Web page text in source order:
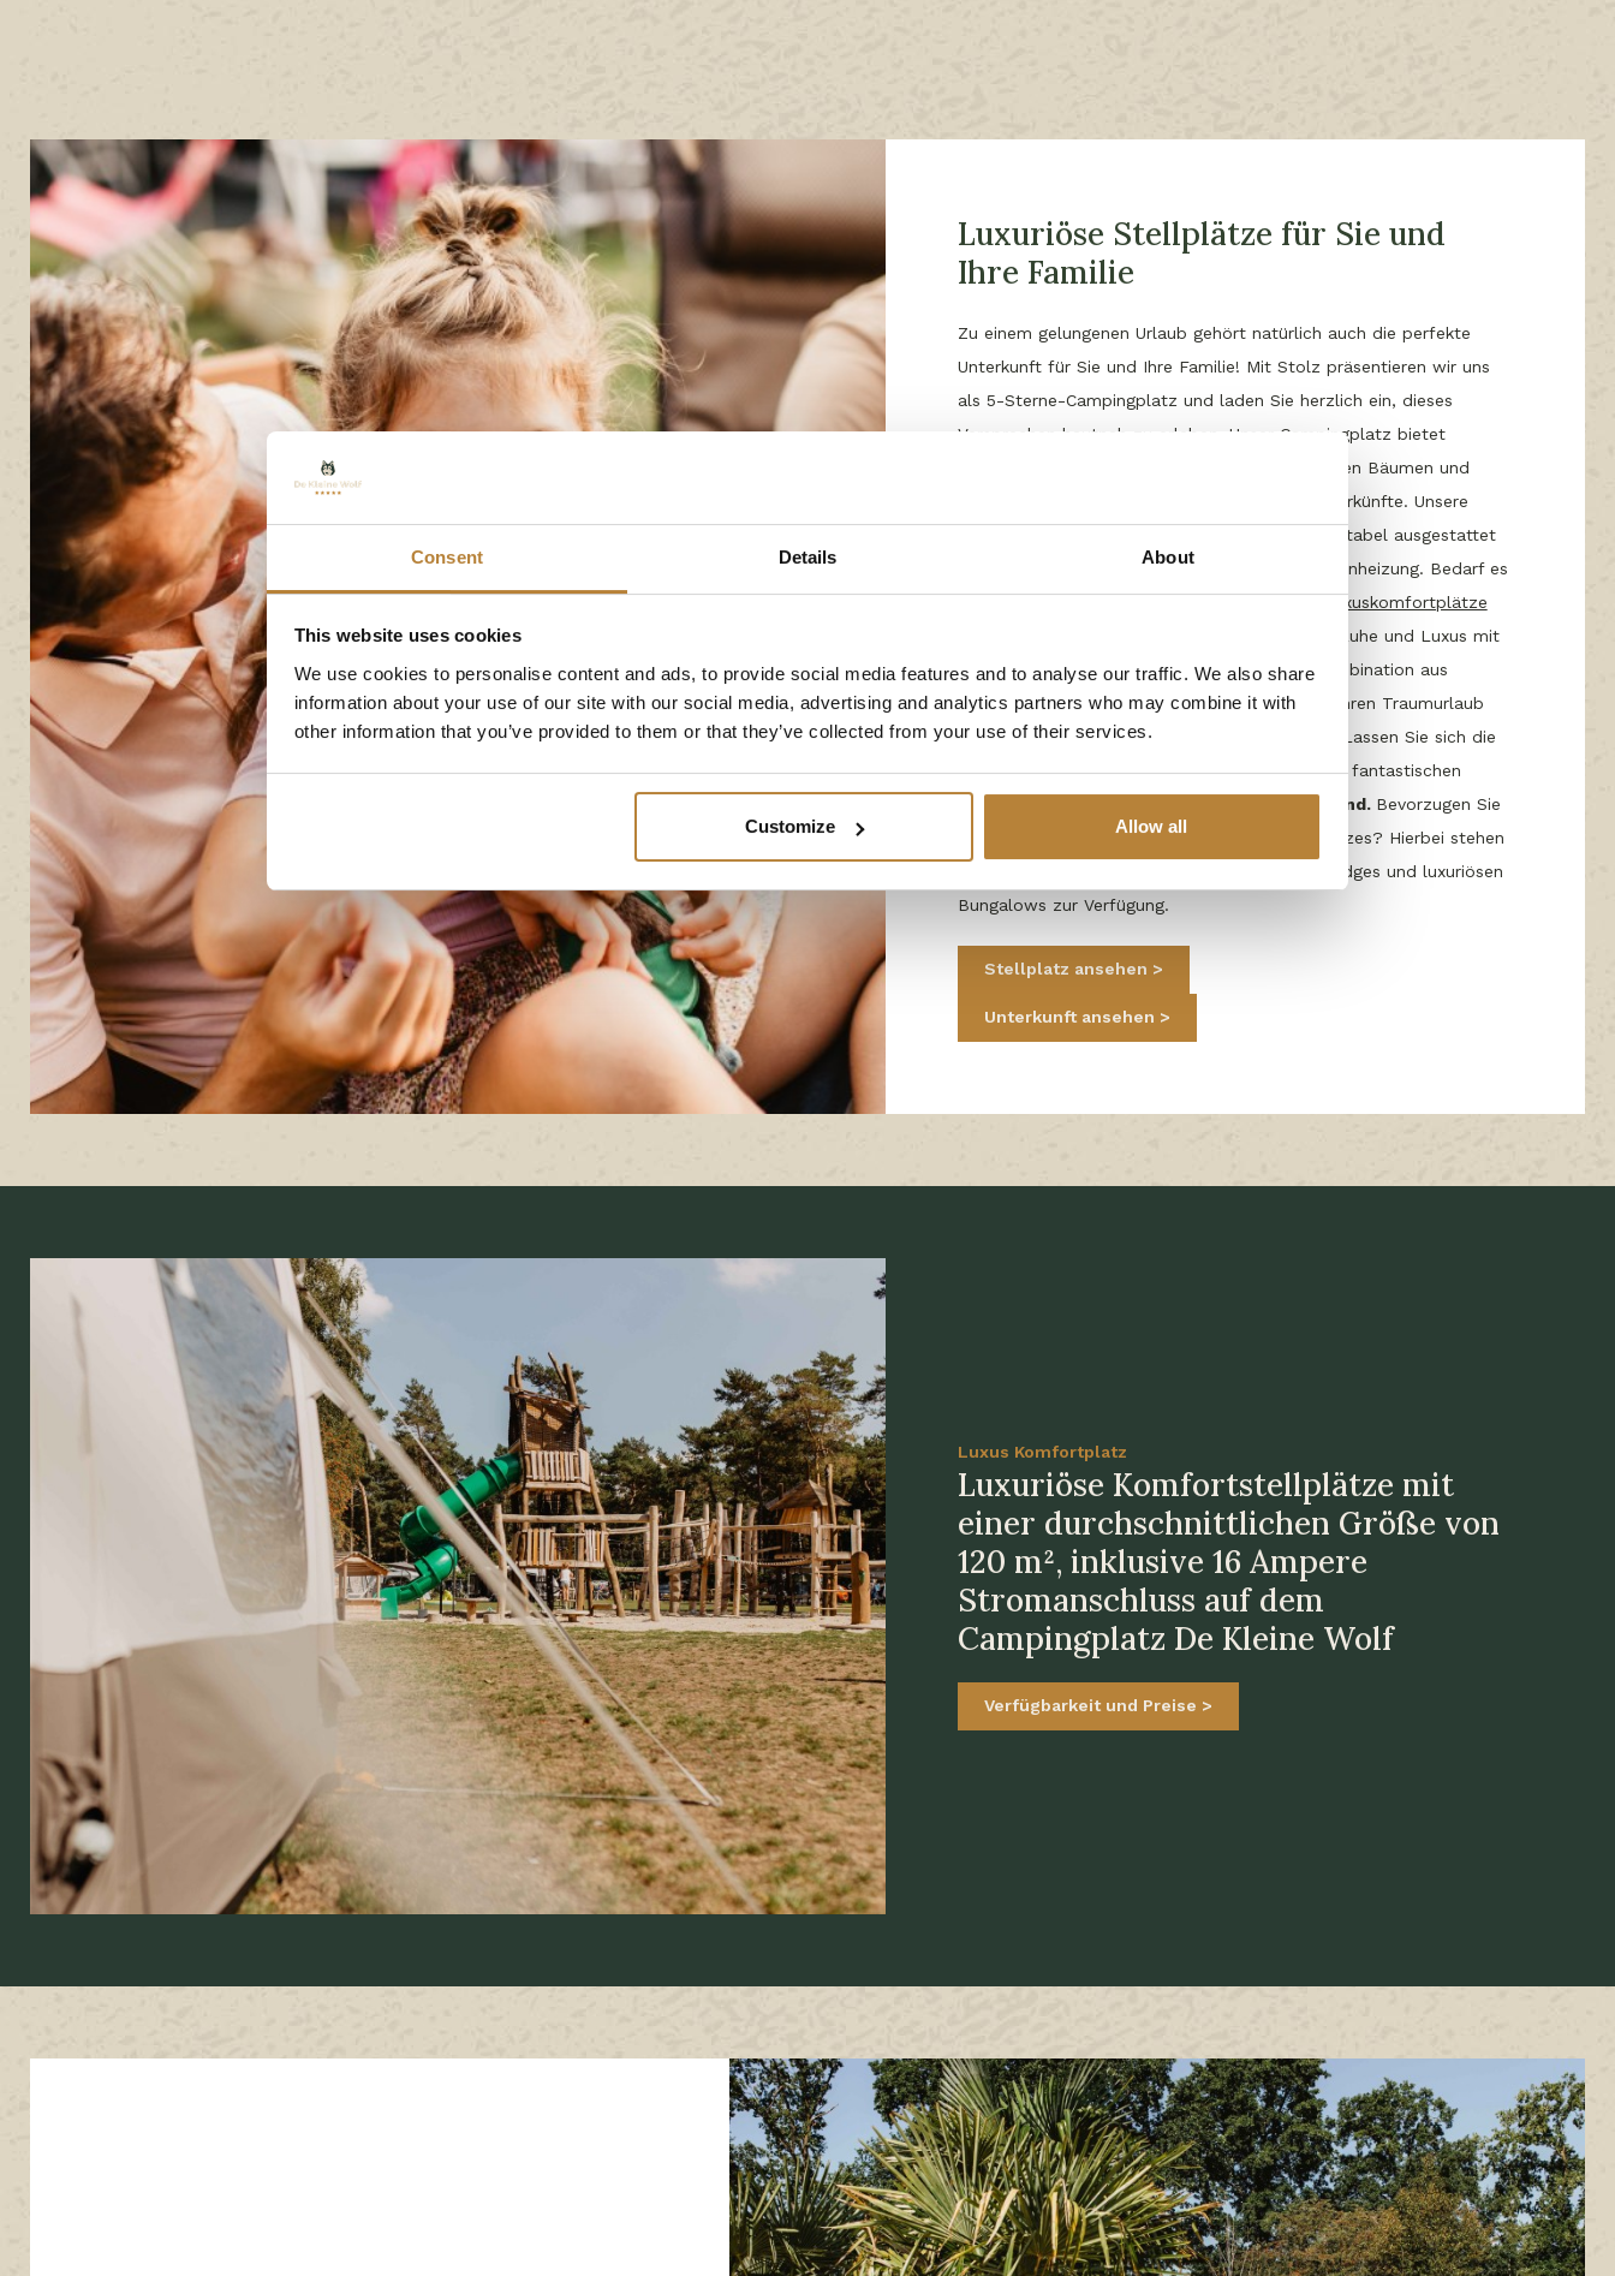
Consent Details About
This website uses cookies
We use cookies to personalise content and ads, to provide social media features and to analyse our traffic. We also share
information about your use of our site with our social media, advertising and analytics partners who may combine it with
other information that you’ve provided to them or that they’ve collected from your use of their services.
Customize Allow all
Luxuriöse Stellplätze für Sie und
Ihre Familie
Zu einem gelungenen Urlaub gehört natürlich auch die perfekte
Unterkunft für Sie und Ihre Familie! Mit Stolz präsentieren wir uns
als 5-Sterne-Campingplatz und laden Sie herzlich ein, dieses
Versprechen hautnah zu erleben. Unser Campingplatz bietet
, welche geschützt zwischen Bäumen und
grünen Büschen liegen sowie moderne Mietunterkünfte. Unsere
Sanitäranlagen sind zudem modern und komfortabel ausgestattet
und verfügen sogar über eine luxuriöse Fußbodenheizung. Bedarf es
Luxuskomfortplätze
die beste Wahl für Sie. Erleben Sie Ruhe und Luxus mit
Blick auf den Sandstrand. Genießen Sie die Kombination aus
Camping und Luxus, und sichern Sie sich jetzt Ihren Traumurlaub
auf unserem Campingplatz bei De Kleine Wolf. Lassen Sie sich die
Chance nicht entgehen und verbringen Sie einen fantastischen
5 Sterne Camping in Holland. Bevorzugen Sie
doch lieber eine Unterkunft statt eines Stellplatzes? Hierbei stehen
Ihnen eine große Auswahl von komfortablen Lodges und luxuriösen
Bungalows zur Verfügung.
Stellplatz ansehen
Unterkunft ansehen
Luxus Komfortplatz
Luxuriöse Komfortstellplätze mit
einer durchschnittlichen Größe von
120 m², inklusive 16 Ampere
Stromanschluss auf dem
Campingplatz De Kleine Wolf
Verfügbarkeit und Preise